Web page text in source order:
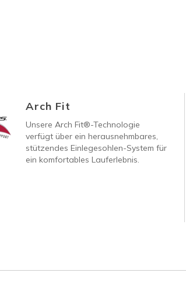
Arch Fit
Unsere Arch Fit®-Technologie
verfügt über ein herausnehmbares,
stützendes Einlegesohlen-System für
ein komfortables Lauferlebnis.